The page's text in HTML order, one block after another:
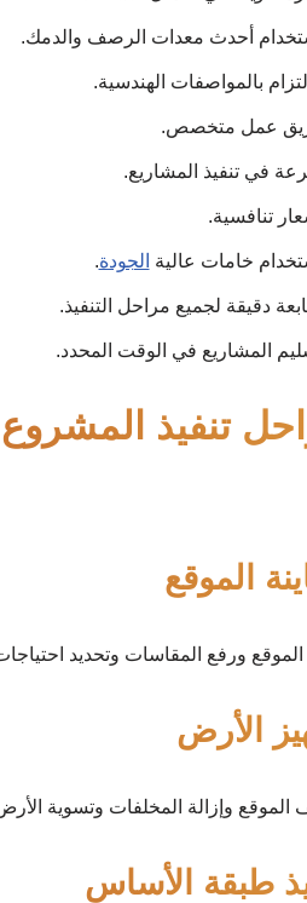
أحدث معدات الرصف والدمك.
بالمواصفات الهندسية.
عمل متخصص.
في تنفيذ المشاريع.
تنافسية.
خامات عالية الجودة.
دقيقة لجميع مراحل التنفيذ.
المشاريع في الوقت المحدد.
تنفيذ المشروع
الموقع
الموقع ورفع المقاسات وتحديد
الأرض
الموقع وإزالة المخلفات وتسوية
طبقة الأساس